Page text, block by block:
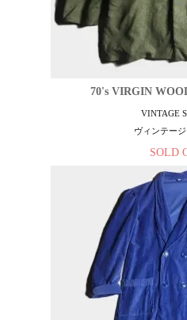
70's VIRGIN
VINTAGE
ヴィンテー
SOLD